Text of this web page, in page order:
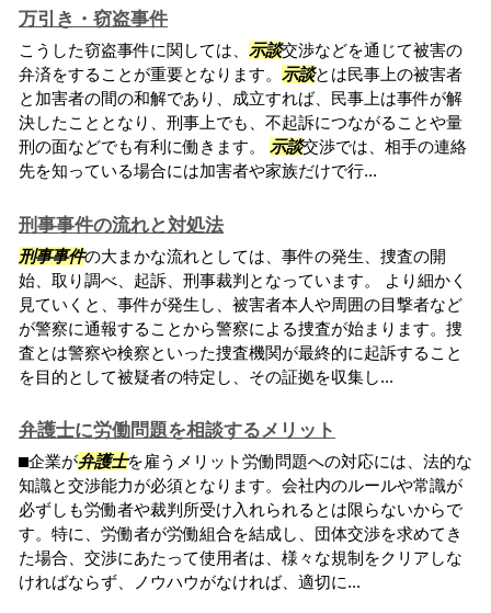
万引き・窃盗事件
こうした窃盗事件に関しては、 示談交渉などを通じて被害の
弁済をすることが重要となります。 示談とは民事上の被害者
と加害者の間の和解であり、成立すれば、民事上は事件が解
決したこととなり、刑事上でも、不起訴につながることや量
刑の面などでも有利に働きます。 示談交渉では、相手の連絡
先を知っている場合には加害者や家族だけで行...
刑事事件の流れと対処法
刑事事件の大まかな流れとしては、事件の発生、捜査の開
始、取り調べ、起訴、刑事裁判となっています。 より細かく
見ていくと、事件が発生し、被害者本人や周囲の目撃者など
が警察に通報することから警察による捜査が始まります。捜
査とは警察や検察といった捜査機関が最終的に起訴すること
を目的として被疑者の特定し、その証拠を収集し...
弁護士に労働問題を相談するメリット
⬛︎企業が弁護士を雇うメリット労働問題への対応には、法的な
知識と交渉能力が必須となります。会社内のルールや常識が
必ずしも労働者や裁判所受け入れられるとは限らないからで
す。特に、労働者が労働組合を結成し、団体交渉を求めてき
た場合、交渉にあたって使用者は、様々な規制をクリアしな
ければならず、ノウハウがなければ、適切に...